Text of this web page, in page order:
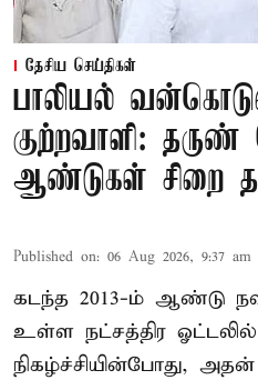
தேசிய செய்திகள்
பாலியல்
குற்றவாளி: தருண்
ஆண்டுகள் சிறை
Published on: 06 Aug 2026, 9:37 am
கடந்த 2013-ம் ஆண்டு
உள்ள நட்சத்திர
நிகழ்ச்சியின்போது, அதன்